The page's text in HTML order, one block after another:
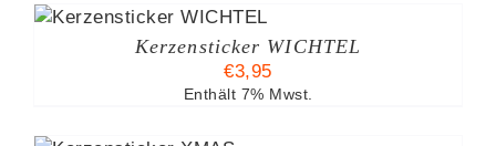
Kerzensticker WICHTEL
€3,95
Enthält 7% Mwst.